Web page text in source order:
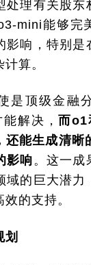
处理有关股东
mini能够完
影响，特别是
算。
是顶级金融
能解决，而
还能生成清晰
影响。这一成
域的巨大潜力
的支持。
划